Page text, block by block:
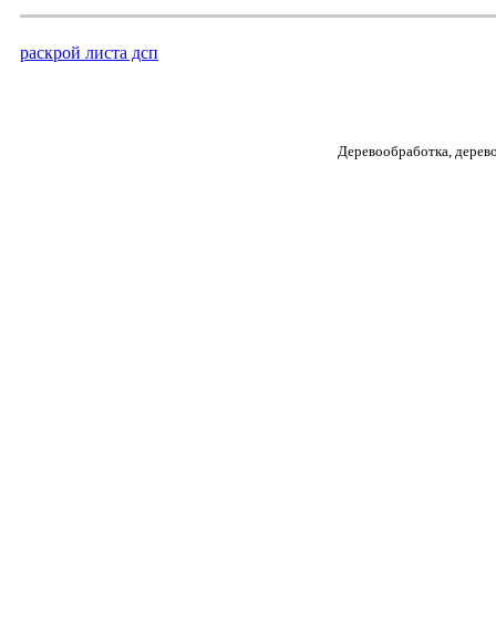
раскрой листа дсп
Деревообработка,